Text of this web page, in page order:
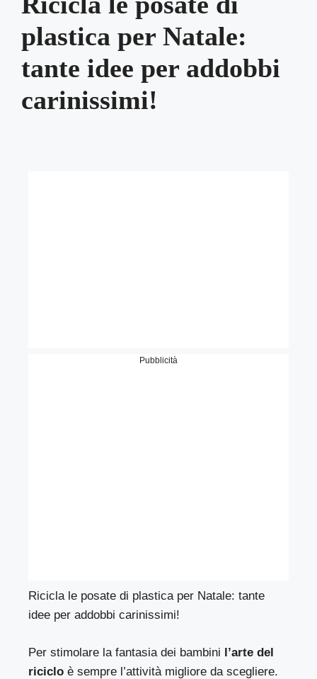
plastica per Natale:
tante idee per addobbi
carinissimi!
Pubblicità
Ricicla le posate di plastica per Natale: tante
idee per addobbi carinissimi!
Per stimolare la fantasia dei bambini l’arte del
riciclo è sempre l’attività migliore da scegliere.